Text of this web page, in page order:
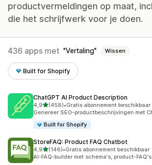
productvermeldingen op maat,
die het schrijfwerk voor je doen.
436 apps met Vertaling Wissen
Built for Shopify
ChatGPT AI Product Description
4,9van 5 sterren
(458)
458 recensies in totaal
•Gratis abonnement beschikbaar
Genereer SEO-productbeschrijvingen met
Built for Shopify
StoreFAQ: Product FAQ Chatbot
4,9van 5 sterren
(146)
146 recensies in totaal
•Gratis abonnement beschikbaar
AI-FAQ-builder met schema's, product-